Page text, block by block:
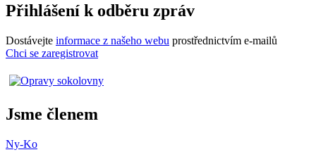
Přihlášení k odběru zpráv
Dostávejte informace z našeho webu prostřednictvím e-mailů
Chci se zaregistrovat
Jsme členem
Ny-Ko